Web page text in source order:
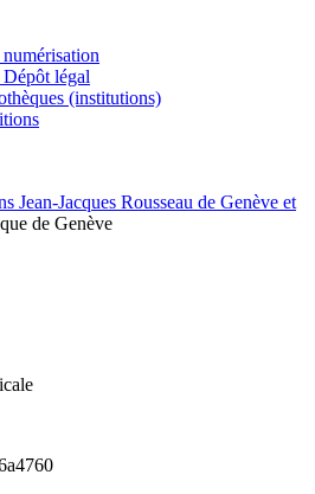
Dépôt légal
(institutions)